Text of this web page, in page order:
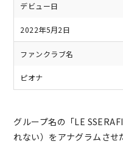
デビュー日
2022年5月2日
ファンクラブ名
ピオナ
グループ名の「LE
れない）をアナグラムさ